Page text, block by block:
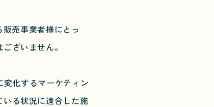
売事業者様にとっ
ざいません。
化するマーケティン
る状況に適合した施